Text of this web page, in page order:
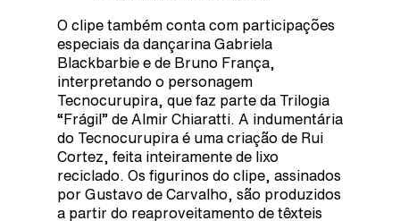
O clipe também conta com participações
especiais da dançarina Gabriela
Blackbarbie e de Bruno França,
interpretando o personagem
Tecnocurupira, que faz parte da Trilogia
“Frágil” de Almir Chiaratti. A indumentária
do Tecnocurupira é uma criação de Rui
Cortez, feita inteiramente de lixo
reciclado. Os figurinos do clipe, assinados
por Gustavo de Carvalho, são produzidos
a partir do reaproveitamento de têxteis